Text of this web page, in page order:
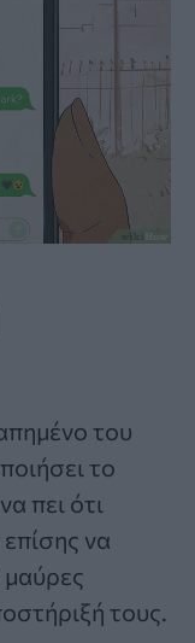
του
το
πει ότι
να
τους.